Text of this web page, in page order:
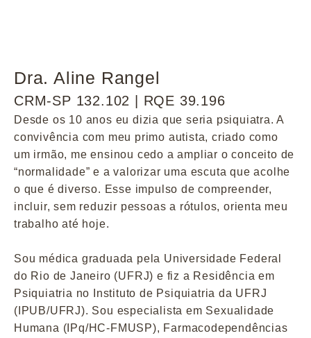
Dra. Aline Rangel
CRM-SP 132.102 | RQE 39.196
Desde os 10 anos eu dizia que seria psiquiatra. A
convivência com meu primo autista, criado como
um irmão, me ensinou cedo a ampliar o conceito de
“normalidade” e a valorizar uma escuta que acolhe
o que é diverso. Esse impulso de compreender,
incluir, sem reduzir pessoas a rótulos, orienta meu
trabalho até hoje.
Sou médica graduada pela Universidade Federal
do Rio de Janeiro (UFRJ) e fiz a Residência em
Psiquiatria no Instituto de Psiquiatria da UFRJ
(IPUB/UFRJ). Sou especialista em Sexualidade
Humana (IPq/HC-FMUSP), Farmacodependências